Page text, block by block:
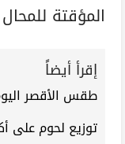
المؤقتة
إقرأ أيضاً
طقس الأقصر
توزيع لحوم على أكثر من 85 ألف مستفيد خلال